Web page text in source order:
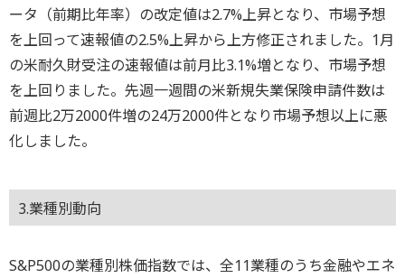
ータ（前期比年率）の改定値は2.7%上昇となり、市場予想
を上回って速報値の2.5%上昇から上方修正されました。1月
の米耐久財受注の速報値は前月比3.1%増となり、市場予想
を上回りました。先週一週間の米新規失業保険申請件数は
前週比2万2000件増の24万2000件となり市場予想以上に悪
化しました。
3.業種別動向
S&P500の業種別株価指数では、全11業種のうち金融やエネ